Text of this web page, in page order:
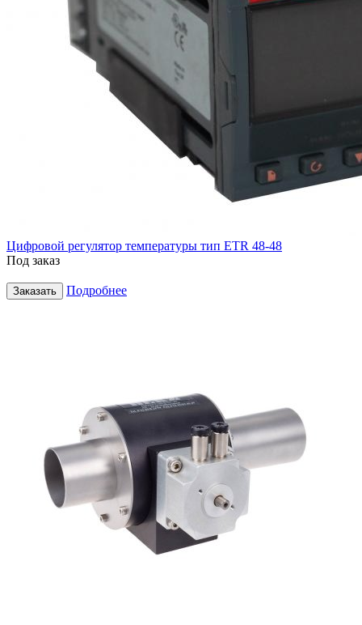
Цифровой регулятор температуры тип ETR 48-48
Под заказ
Заказать Подробнее